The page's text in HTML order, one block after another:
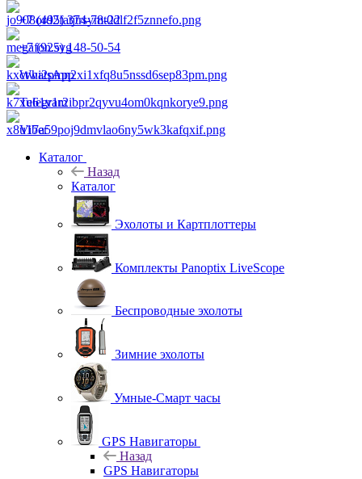
+7 (495) 374-78-22
+7 (925) 148-50-54
WhatsApp
Telegram
Viber
Каталог
Назад
Каталог
Эхолоты и Картплоттеры
Комплекты Panoptix LiveScope
Беспроводные эхолоты
Зимние эхолоты
Умные-Смарт часы
GPS Навигаторы
Назад
GPS Навигаторы